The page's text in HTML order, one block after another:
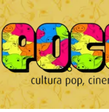
Ir
para
o
conteúdo